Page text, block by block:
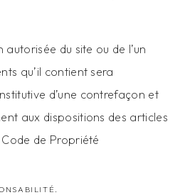
du site ou de l’un
qu’il contient sera
d’une contrefaçon et
aux dispositions des articles
de Propriété